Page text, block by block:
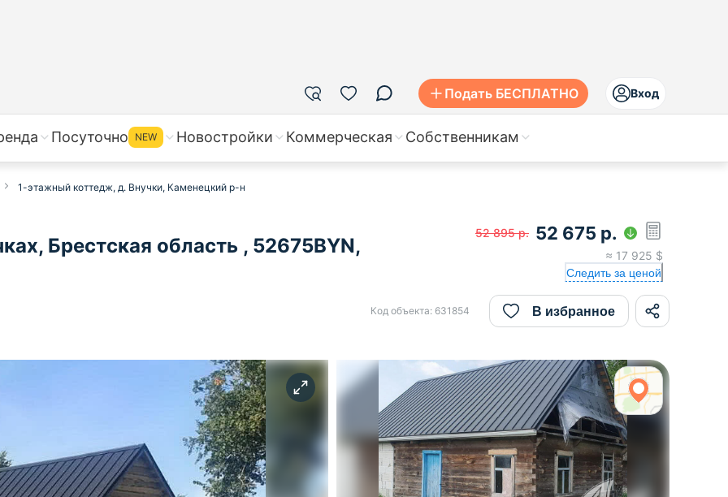
Подать БЕСПЛАТНО Вход
Посуточно NEW Новостройки Коммерческая Собственникам
1-этажный коттедж, д. Внучки, Каменецкий р-н
Брестская область , 52675BYN,
52 895 р. 52 675 р.
≈ 17 925 $
Следить за ценой
Код объекта: 631854 В избранное